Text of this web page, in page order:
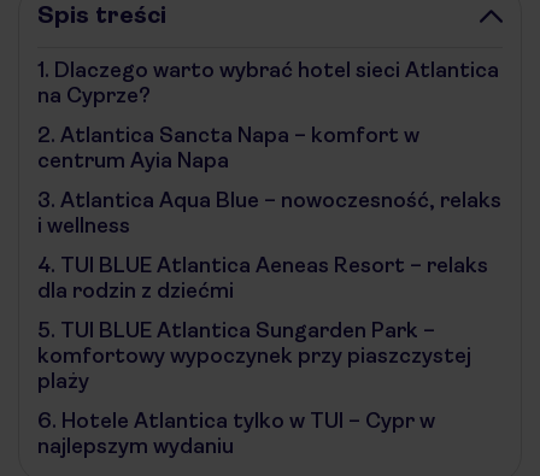
Spis treści
1. Dlaczego warto wybrać hotel sieci Atlantica
na Cyprze?
2. Atlantica Sancta Napa – komfort w
centrum Ayia Napa
3. Atlantica Aqua Blue – nowoczesność, relaks
i wellness
4. TUI BLUE Atlantica Aeneas Resort – relaks
dla rodzin z dziećmi
5. TUI BLUE Atlantica Sungarden Park –
komfortowy wypoczynek przy piaszczystej
plaży
6. Hotele Atlantica tylko w TUI – Cypr w
najlepszym wydaniu